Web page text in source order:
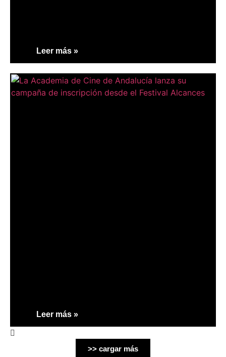
Leer más »
Leer más »
>> cargar más